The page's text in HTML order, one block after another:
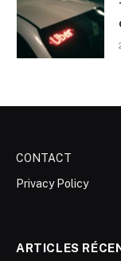
CONTACT
Privacy Policy
ARTICLES